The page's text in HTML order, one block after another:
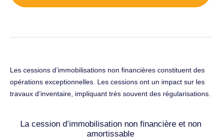
Les cessions d’immobilisations non financières constituent des
opérations exceptionnelles. Les cessions ont un impact sur les
travaux d’inventaire, impliquant très souvent des régularisations.
La cession d’immobilisation non financière et non
amortissable